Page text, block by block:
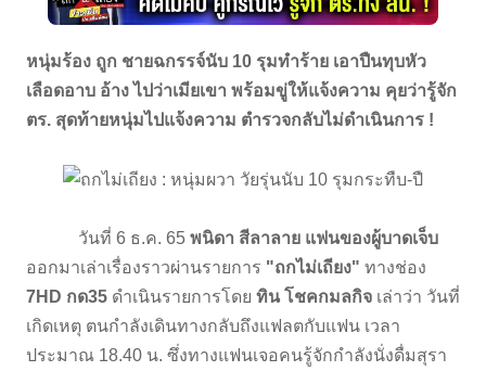
หนุ่มร้อง ถูก ชายฉกรรจ์นับ 10 รุมทำร้าย เอาปืนทุบหัว
เลือดอาบ อ้าง ไปว่าเมียเขา พร้อมขู่ให้แจ้งความ คุยว่ารู้จัก
ตร. สุดท้ายหนุ่มไปแจ้งความ ตำรวจกลับไม่ดำเนินการ !
วันที่ 6 ธ.ค. 65 พนิดา สีลาลาย แฟนของผู้บาดเจ็บ
ออกมาเล่าเรื่องราวผ่านรายการ "ถกไม่เถียง" ทางช่อง
7HD กด35 ดำเนินรายการโดย ทิน โชคกมลกิจ เล่าว่า วันที่
เกิดเหตุ ตนกำลังเดินทางกลับถึงแฟลตกับแฟน เวลา
ประมาณ 18.40 น. ซึ่งทางแฟนเจอคนรู้จักกำลังนั่งดื่มสุรา